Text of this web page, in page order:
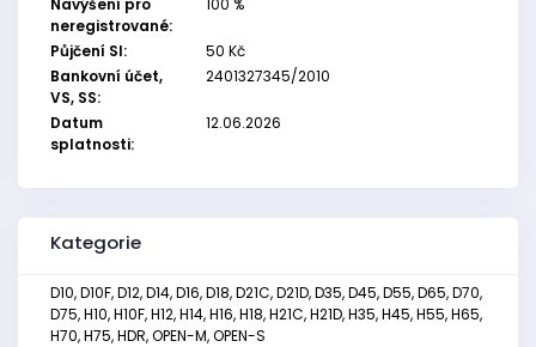
Navýšení pro
neregistrované:
100 %
Půjčení SI:
50 Kč
Bankovní účet,
VS, SS:
2401327345/2010
Datum
splatnosti:
12.06.2026
Kategorie
D10, D10F, D12, D14, D16, D18, D21C, D21D, D35, D45, D55, D65, D70,
D75, H10, H10F, H12, H14, H16, H18, H21C, H21D, H35, H45, H55, H65,
H70, H75, HDR, OPEN-M, OPEN-S